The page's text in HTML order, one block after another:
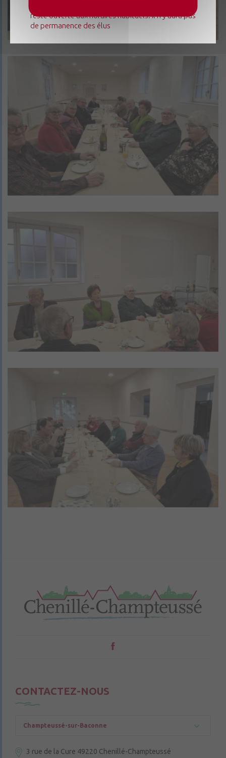
CONTACTEZ-NOUS
Champteussé-sur-Baconne
3 rue de la Cure 49220 Chenillé-Champteussé
reste ouverte aux horaires habituels. Il n'y aura pas
de permanence des élus